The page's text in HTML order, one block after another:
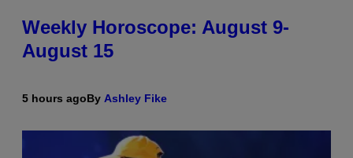
Weekly Horoscope: August 9-
August 15
5 hours agoBy Ashley Fike